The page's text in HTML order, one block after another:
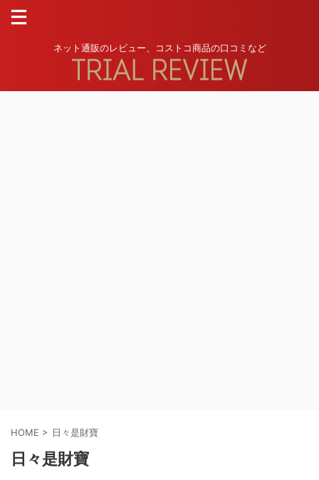
ネット通販のレビュー、コストコ商品の口コミなど
HOME > 日々是財寶
日々是財寶